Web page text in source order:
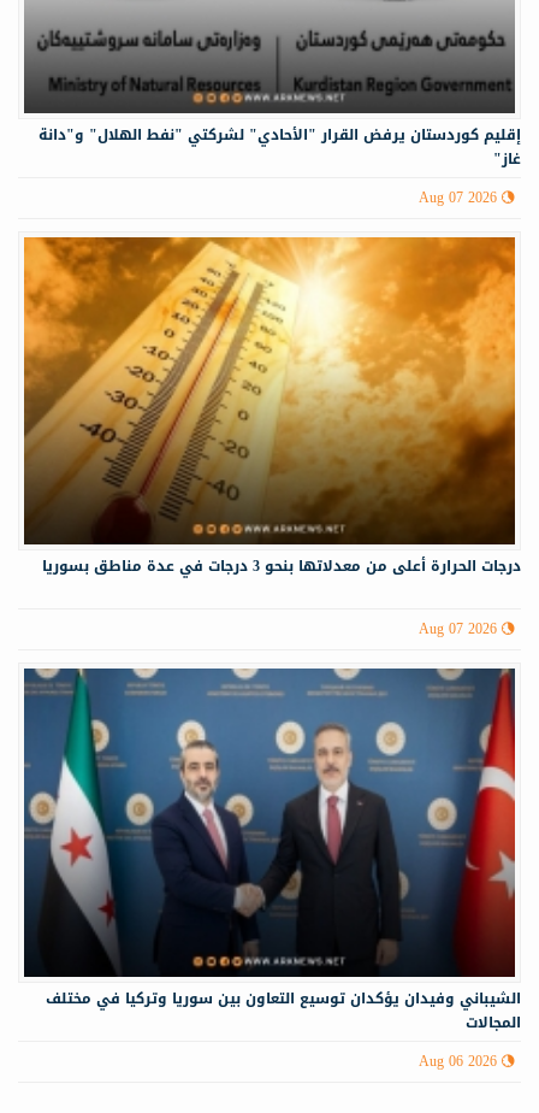
إقليم كوردستان يرفض القرار "الأحادي" لشركتي "نفط الهلال" و"دانة
غاز"
Aug 07 2026
درجات الحرارة أعلى من معدلاتها بنحو 3 درجات في عدة مناطق بسوريا
Aug 07 2026
الشيباني وفيدان يؤكدان توسيع التعاون بين سوريا وتركيا في مختلف
المجالات
Aug 06 2026